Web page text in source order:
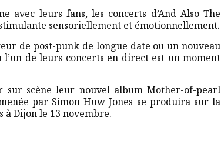
avec leurs fans, les concerts d’And Also The
sensoriellement et émotionnellement.
de post-punk de longue date ou un nouveau
l’un de leurs concerts en direct est un moment
sur scène leur nouvel album Mother-of-pearl
par Simon Huw Jones se produira sur la
à Dijon le 13 novembre.